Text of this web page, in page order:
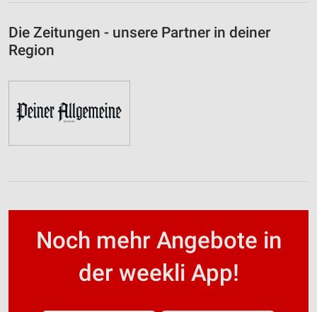
Die Zeitungen - unsere Partner in deiner
Region
Noch mehr Angebote in
der weekli App!